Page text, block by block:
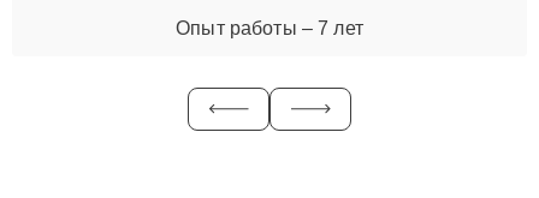
Опыт работы – 7 лет